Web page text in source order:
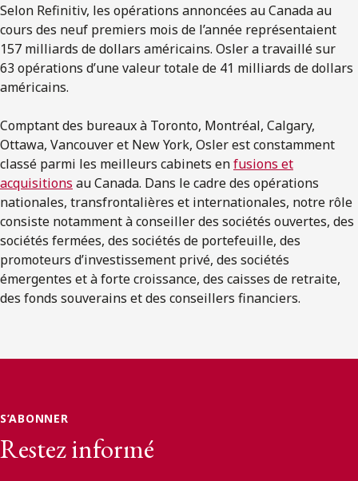
Selon Refinitiv, les opérations annoncées au Canada au
cours des neuf premiers mois de l’année représentaient
157 milliards de dollars américains. Osler a travaillé sur
63 opérations d’une valeur totale de 41 milliards de dollars
américains.
Comptant des bureaux à Toronto, Montréal, Calgary,
Ottawa, Vancouver et New York, Osler est constamment
classé parmi les meilleurs cabinets enfusions et
acquisitions au Canada. Dans le cadre des opérations
nationales, transfrontalières et internationales, notre rôle
consiste notamment à conseiller des sociétés ouvertes, des
sociétés fermées, des sociétés de portefeuille, des
promoteurs d’investissement privé, des sociétés
émergentes et à forte croissance, des caisses de retraite,
des fonds souverains et des conseillers financiers.
S’ABONNER
Restez informé